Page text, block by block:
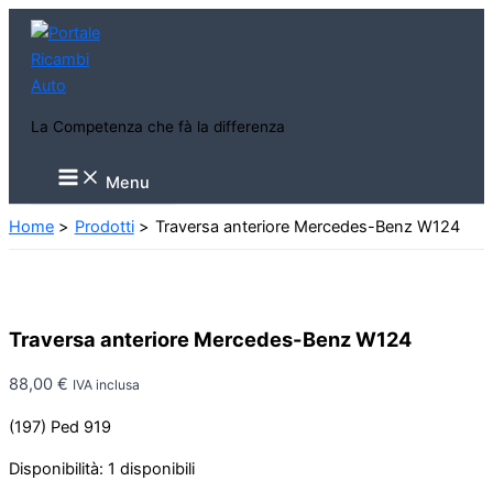
contenuto
La Competenza che fà la differenza
Main
Menu Menu
Home Prodotti Traversa anteriore Mercedes-Benz W124
Traversa anteriore Mercedes-Benz W124
88,00 € IVA inclusa
(197) Ped 919
Disponibilità: 1 disponibili